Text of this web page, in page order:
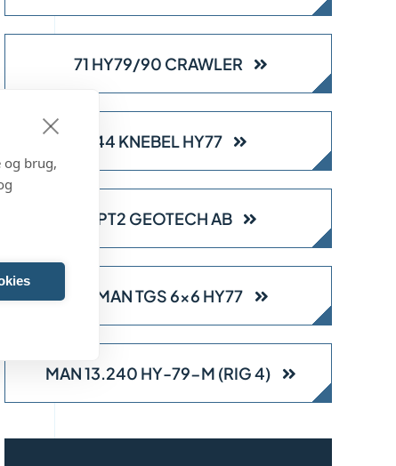
71 HY79/90 CRAWLER
44 KNEBEL HY77
CPT2 GEOTECH AB
45 MAN TGS 6×6 HY77
MAN 13.240 HY-79-M (RIG 4)
og brug,